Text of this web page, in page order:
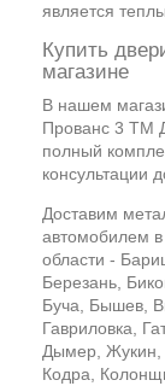
является
Купить
магазине
В нашем
Прованс 3 ТМ
полный
консультации
Доставим
автомобилем в
области -
Березань,
Буча, Бышев,
Гавриловка,
Дымер, Жукин,
Кодра,